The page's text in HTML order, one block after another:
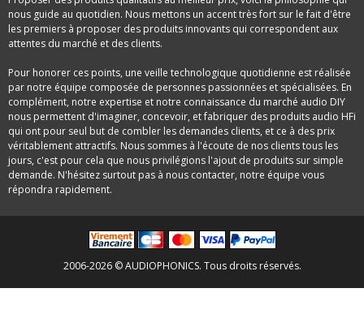
nous guide au quotidien. Nous mettons un accent très fort sur le fait d'être
les premiers à proposer des produits innovants qui correspondent aux
attentes du marché et des clients.
Pour honorer ces points, une veille technologique quotidienne est réalisée
par notre équipe composée de personnes passionnées et spécialisées. En
complément, notre expertise et notre connaissance du marché audio DIY
nous permettent d'imaginer, concevoir, et fabriquer des produits audio HFi
qui ont pour seul but de combler les demandes clients, et ce à des prix
véritablement attractifs. Nous sommes à l'écoute de nos clients tous les
jours, c'est pour cela que nous privilégions l'ajout de produits sur simple
demande. N'hésitez surtout pas à nous contacter, notre équipe vous
répondra rapidement.
2006-2026 © AUDIOPHONICS. Tous droits réservés.